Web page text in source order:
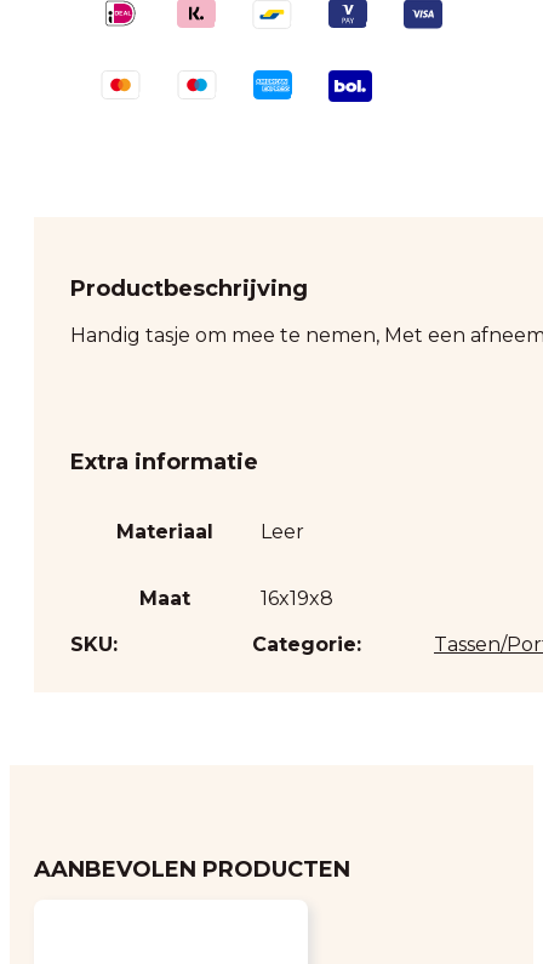
Productbeschrijving
Handig tasje om mee te nemen, Met een
Extra informatie
Materiaal Leer
Maat
16x19x8
SKU:
Categorie: Tassen/
AANBEVOLEN PRODUCTEN